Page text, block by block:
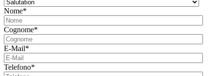
Nome*
Cognome*
E-Mail*
Telefono*